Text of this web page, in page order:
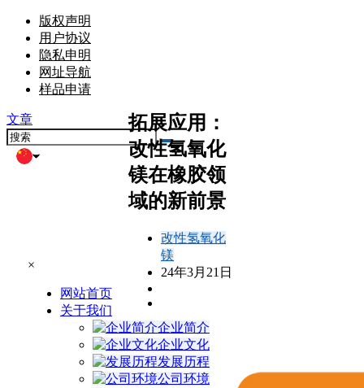
版权声明
用户协议
隐私申明
网址导航
样品申请
文章
×
网站首页
关于我们
企业简介
企业文化
发展历程
公司环境
拓展应用：
改性氢氧化
镁在橡胶领
域的新前景
改性氢氧化
镁
24年3月21日